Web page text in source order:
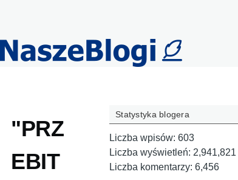
"PRZ
EBIT
Statystyka blogera
Liczba wpisów: 603
Liczba wyświetleń: 2,941,821
Liczba komentarzy: 6,456